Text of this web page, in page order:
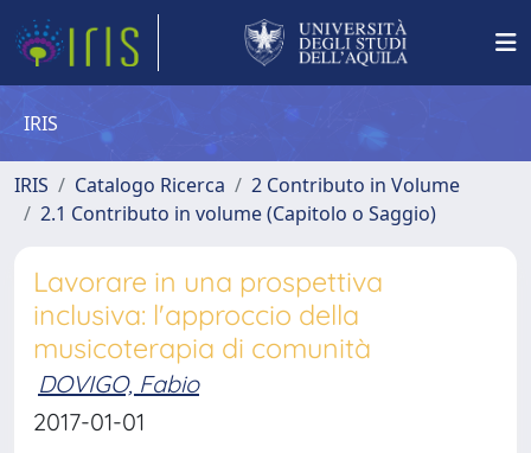
IRIS
IRIS Catalogo Ricerca
2 Contributo in Volume
2.1 Contributo in volume (Capitolo o Saggio)
Lavorare in una prospettiva
inclusiva: l'approccio della
musicoterapia di comunità
DOVIGO, Fabio
2017-01-01